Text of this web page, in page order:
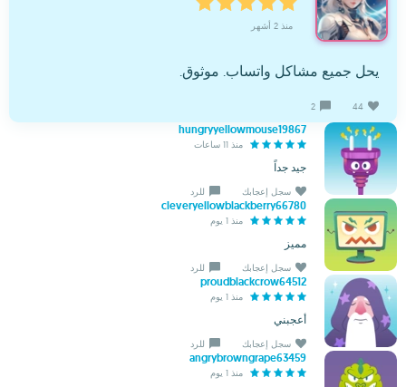
منذ 2 أشهر
يحل جميع مشاكل واتساب. موثوق.
44
2
hungryyellowmouse19867
منذ 11 ساعات
جيد جداً
سجل إعجابك للرد
cleveryellowblackberry66780
منذ 1 يوم
مميز
سجل إعجابك للرد
proudblackcrow64512
منذ 1 يوم
أعجبني
سجل إعجابك للرد
angrybrowngrape63459
منذ 1 يوم